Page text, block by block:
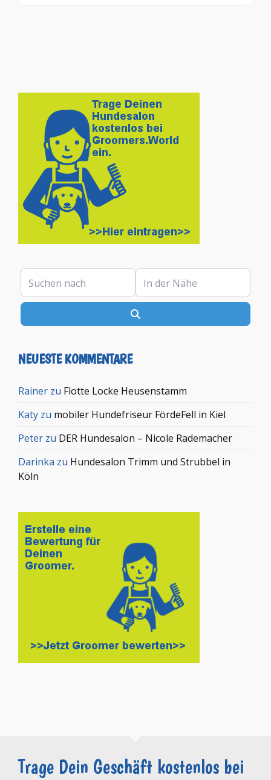
Suchen nach In der Nähe
NEUESTE KOMMENTARE
Rainer zu Flotte Locke Heusenstamm
Katy zu mobiler Hundefriseur FördeFell in Kiel
Peter zu DER Hundesalon – Nicole Rademacher
Darinka zu Hundesalon Trimm und Strubbel in
Köln
Trage Dein Geschäft kostenlos bei